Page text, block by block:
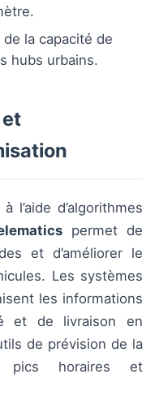
la capacité de
hubs urbains.
l’aide d’algorithmes
permet de
et d’améliorer le
Les systèmes
les informations
et de livraison en
de prévision de la
pics horaires et